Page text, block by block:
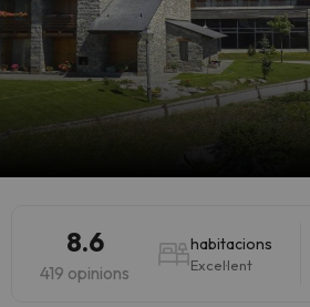
8.6
419 opinions
habitacions
Excel·lent